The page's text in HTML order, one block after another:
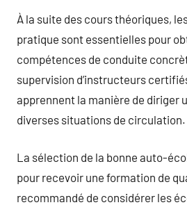
À la suite des cours théoriques,
pratique sont essentielles pour
compétences de conduite
supervision d’instructeurs
apprennent la manière de diriger
diverses situations de circulation.
La sélection de la bonne auto-
pour recevoir une formation de
recommandé de considérer les